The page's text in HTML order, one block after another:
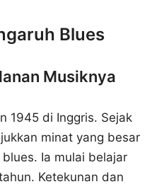
Blues
Musiknya
1945 di Inggris. Sejak
minat yang besar
Ia mulai belajar
Ketekunan dan